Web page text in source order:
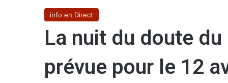
info en Direct
La nuit du doute
prévue pour le 12